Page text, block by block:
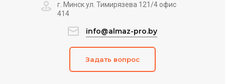
г. Минск ул. Тимирязева 121/4 офис
414
info@almaz-pro.by
Задать вопрос